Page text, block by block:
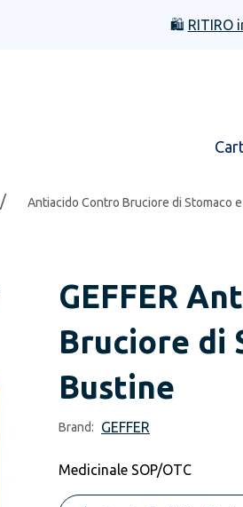
🛍️ RITIRO
/ Antiacido Contro Bruciore di Stomaco
GEFFER
Bruciore di
Bustine
Brand: GEFFER
Medicinale SOP/OTC